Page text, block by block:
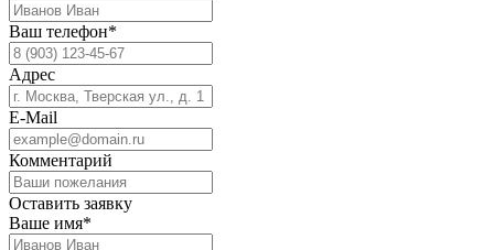
Ваш телефон*
Адрес
E-Mail
Комментарий
Оставить заявку
Ваше имя*